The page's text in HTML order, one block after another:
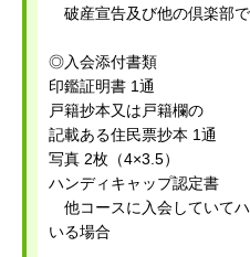
破産宣告及び他の倶楽部
◎入会添付書類
印鑑証明書 1通
戸籍抄本又は戸籍欄の
記載ある住民票抄本 1通
写真 2枚（4×3.5）
ハンディキャップ認定書
他コースに入会していて
いる場合